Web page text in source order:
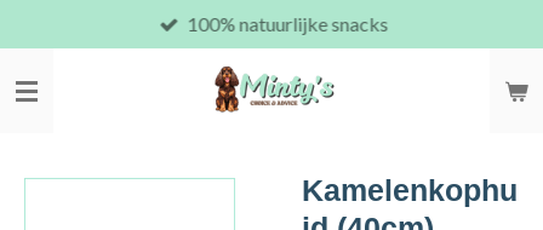
direct
naar
100% natuurlijke snacks
Kamelenkophu